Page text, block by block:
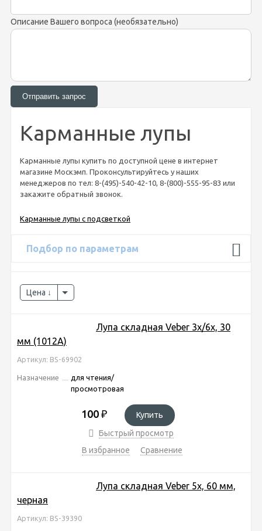
Описание Вашего вопроса (необязательно)
Карманные лупы
Карманные лупы купить по доступной цене в интернет
магазине Москэмп. Проконсультируйтесь у наших
менеджеров по тел: 8-(495)-540-42-10, 8-(800)-555-95-83 или
закажите обратный звонок.
Карманные лупы с подсветкой
Подбор по параметрам
Цена
Лупа складная Veber 3x/6x, 30
мм (1012А)
Артикул: BS-69902
Назначение
для чтения/
просмотровая
100 ₽
Купить
Быстрый просмотр
В избранное
Сравнение
Лупа складная Veber 5x, 60 мм,
черная
Артикул: BS-39390